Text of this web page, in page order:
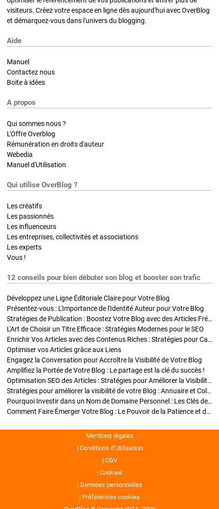
visiteurs. Créez votre espace en ligne dès aujourd'hui avec OverBlog
et démarquez-vous dans l'univers du blogging.
Aide
Manuel
Contactez nous
Boite à idées
A propos
Qui sommes nous ?
L'Offre Overblog
Rémunération en droits d'auteur
Webedia
Manuel d'Utilisation
Qui utilise OverBlog ?
Les créatifs
Les passionnés
Les influenceurs
Les entreprises, collectivités et associations
Les experts
Vous !
12 conseils pour bien débuter son blog et booster son trafic
Développez une Ligne Éditoriale Claire pour Votre Blog
Présentez-vous : L'Importance de l'Identité Auteur pour Votre Blog
Stratégies de Publication : Boostez Votre Blog avec des Articles Fréquents et Exclusifs
L'Art de Choisir un Titre Efficace : Stratégies Modernes pour le SEO
Enrichir Vos Articles avec des Contenus Riches : Stratégies pour Captiver et Optimiser
Optimiser vos Articles grâce aux Liens
Engagez la Conversation pour Accroître la Visibilité de Votre Blog
Amplifiez la Portée de Votre Blog : Le partage est la clé du succès !
Optimisation SEO des Articles : Stratégies pour Améliorer la Visibilité de Votre Blog
Stratégies pour améliorer la visibilité de votre Blog : Annuaire et Collaborations
Pourquoi Investir dans un Nom de Domaine Personnel : Les Clés de la Réussite de Votre Blog
Comment Faire Émerger Votre Blog : Le Pouvoir de la Patience et de la Persévérance
Mentions légales
Conditions d’Utilisation
CGV
Cookies
Données personnelles
Préférences cookies